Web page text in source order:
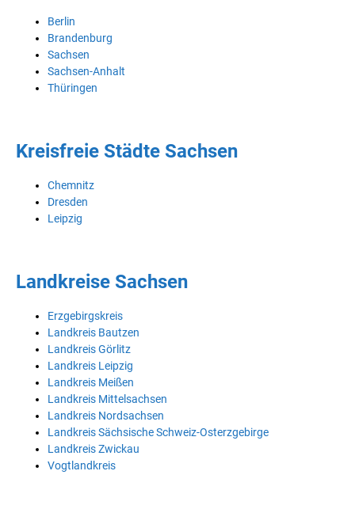
Berlin
Brandenburg
Sachsen
Sachsen-Anhalt
Thüringen
Kreisfreie Städte Sachsen
Chemnitz
Dresden
Leipzig
Landkreise Sachsen
Erzgebirgskreis
Landkreis Bautzen
Landkreis Görlitz
Landkreis Leipzig
Landkreis Meißen
Landkreis Mittelsachsen
Landkreis Nordsachsen
Landkreis Sächsische Schweiz-Osterzgebirge
Landkreis Zwickau
Vogtlandkreis